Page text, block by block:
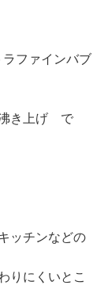
ファインバブ
き上げ で
ッチンなどの
りにくいとこ